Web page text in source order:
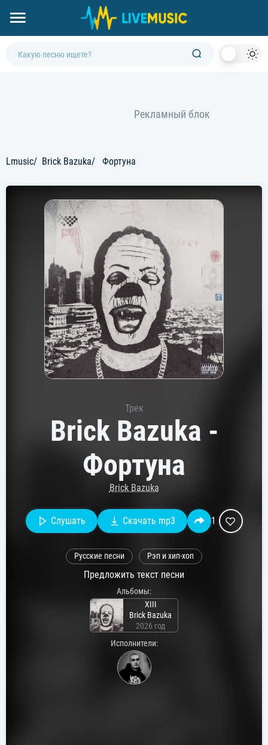
Lmusic Brick Bazuka Фортуна
Трек
Brick Bazuka -
Фортуна
Brick Bazuka
Слушать Скачать mp3 1
Русские песни Рэп и хип-хоп
Предложить текст песни
Альбомы:
XIII
Brick Bazuka
2026 год
Исполнители: